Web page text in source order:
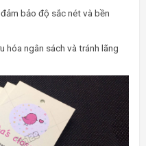
bảo độ sắc nét và bền
hóa ngân sách và tránh lãng